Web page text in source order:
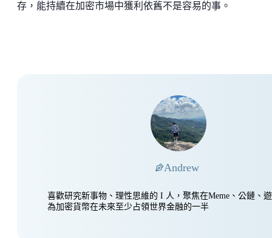
存，能持續在加密市場中獲利依舊不是容易的事。
Andrew
喜歡研究新事物、理性思維的 I 人，聚焦在Meme、公鏈、
為加密貨幣在未來至少占領世界金融的一半